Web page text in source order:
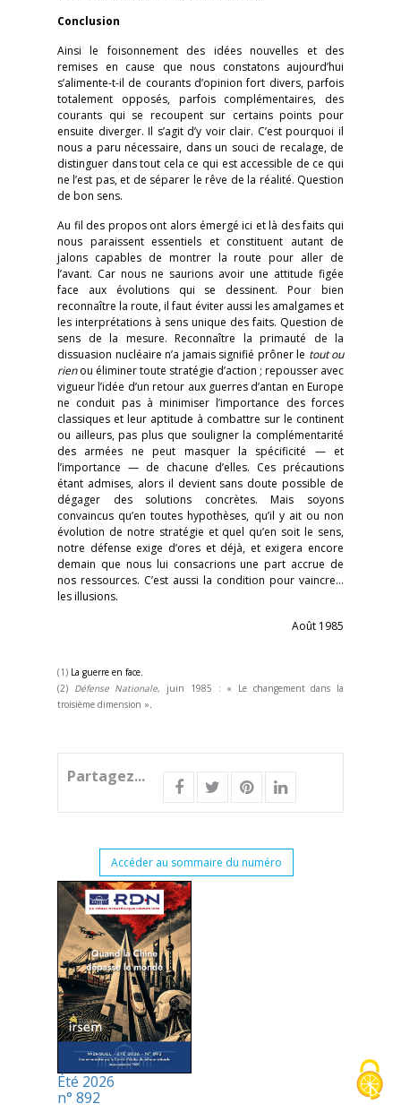
Conclusion
Ainsi le foisonnement des idées nouvelles et des
remises en cause que nous constatons aujourd’hui
s’alimente-t-il de courants d’opinion fort divers, parfois
totalement opposés, parfois complémentaires, des
courants qui se recoupent sur certains points pour
ensuite diverger. Il s’agit d’y voir clair. C’est pourquoi il
nous a paru nécessaire, dans un souci de recalage, de
distinguer dans tout cela ce qui est accessible de ce qui
ne l’est pas, et de séparer le rêve de la réalité. Question
de bon sens.
Au fil des propos ont alors émergé ici et là des faits qui
nous paraissent essentiels et constituent autant de
jalons capables de montrer la route pour aller de
l’avant. Car nous ne saurions avoir une attitude figée
face aux évolutions qui se dessinent. Pour bien
reconnaître la route, il faut éviter aussi les amalgames et
les interprétations à sens unique des faits. Question de
sens de la mesure. Reconnaître la primauté de la
dissuasion nucléaire n’a jamais signifié prôner le tout ou
rienou éliminer toute stratégie d’action ; repousser avec
vigueur l’idée d’un retour aux guerres d’antan en Europe
ne conduit pas à minimiser l’importance des forces
classiques et leur aptitude à combattre sur le continent
ou ailleurs, pas plus que souligner la complémentarité
des armées ne peut masquer la spécificité — et
l’importance — de chacune d’elles. Ces précautions
étant admises, alors il devient sans doute possible de
dégager des solutions concrètes. Mais soyons
convaincus qu’en toutes hypothèses, qu’il y ait ou non
évolution de notre stratégie et quel qu’en soit le sens,
notre défense exige d’ores et déjà, et exigera encore
demain que nous lui consacrions une part accrue de
nos ressources. C’est aussi la condition pour vaincre…
les illusions.
Août 1985
(1) La guerre en face.
(2) Défense Nationale, juin 1985 : « Le changement dans la
troisième dimension ».
Partagez...
Accéder au sommaire du numéro
Été 2026
n° 892